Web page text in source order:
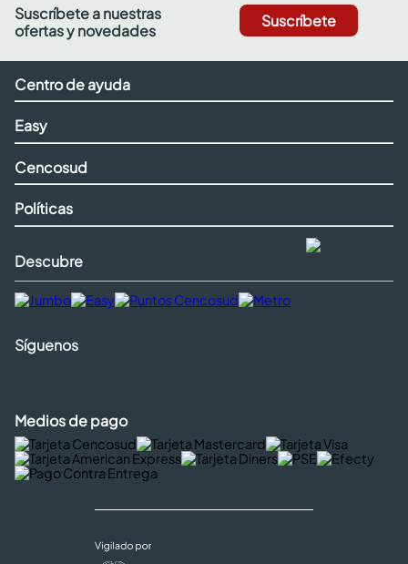
Suscríbete a nuestras
ofertas y novedades
Suscríbete
Centro de ayuda
Easy
Cencosud
Políticas
Descubre
Síguenos
Medios de pago